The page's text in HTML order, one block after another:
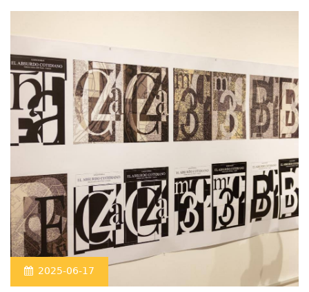
2025-06-17